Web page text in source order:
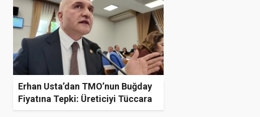
Erhan Usta’dan TMO’nun Buğday
Fiyatına Tepki: Üreticiyi Tüccara
Mahkûm Etmeyin